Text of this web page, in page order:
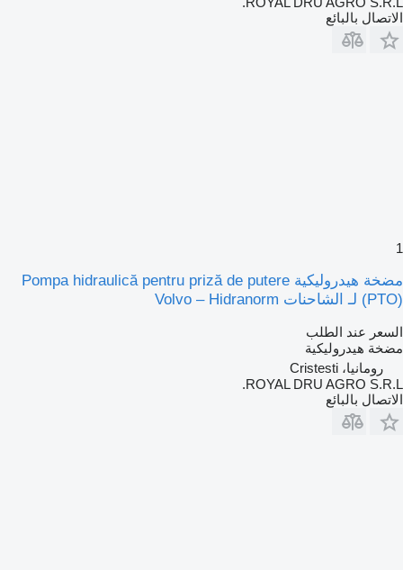
الاتصال بالبائع
1
مضخة هيدروليكية Pompa hidraulică pentru priză de putere
(PTO) لـ الشاحنات Volvo – Hidranorm
السعر عند الطلب
مضخة هيدروليكية
رومانيا، Cristesti
ROYAL DRU AGRO S.R.L.
الاتصال بالبائع